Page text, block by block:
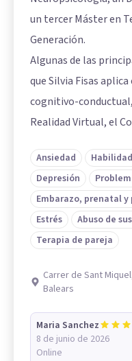
un tercer Máster en
Generación.
Algunas de las
que Silvia Fisas
cognitivo-
Realidad Virtual, el
Ansiedad
Depresión
Embarazo, prenatal
Estrés
Abuso de
Terapia de pareja
Carrer de Sant
Balears
Maria Sanchez
8 de junio de 2026
Online